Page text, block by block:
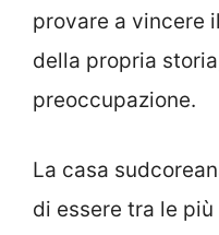
provare a vincere
della propria
preoccupazione.
La casa
di essere tra le